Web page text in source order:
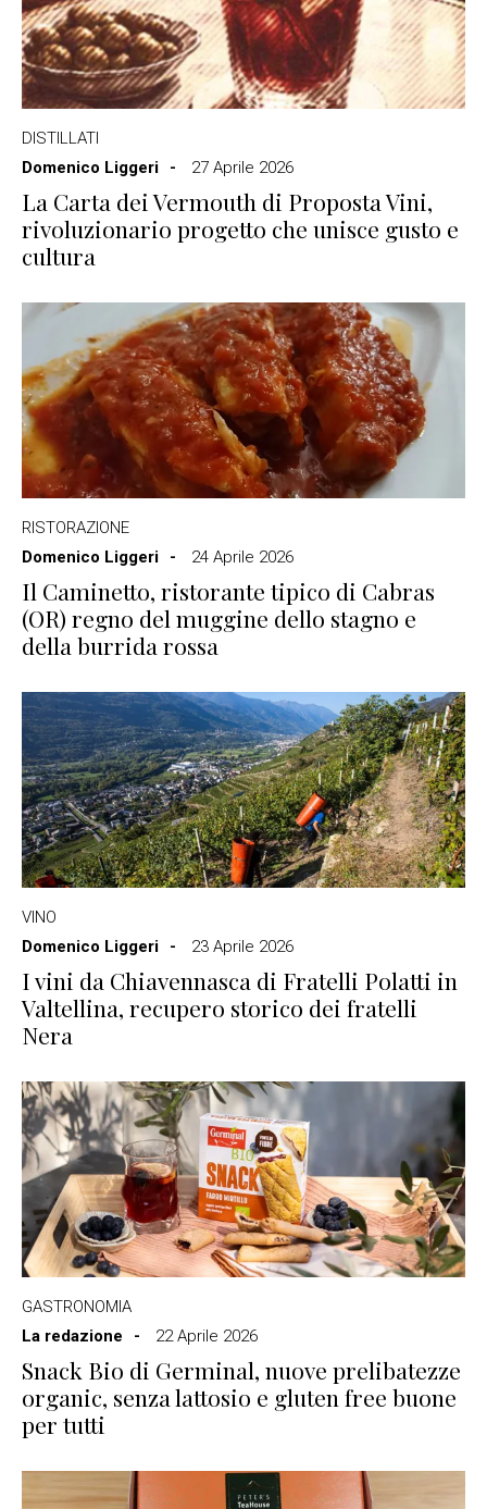
DISTILLATI
Domenico Liggeri
27 Aprile 2026
La Carta dei Vermouth di Proposta Vini,
rivoluzionario progetto che unisce gusto e
cultura
RISTORAZIONE
Domenico Liggeri
24 Aprile 2026
Il Caminetto, ristorante tipico di Cabras
(OR) regno del muggine dello stagno e
della burrida rossa
VINO
Domenico Liggeri
23 Aprile 2026
I vini da Chiavennasca di Fratelli Polatti in
Valtellina, recupero storico dei fratelli
Nera
GASTRONOMIA
La redazione
22 Aprile 2026
Snack Bio di Germinal, nuove prelibatezze
organic, senza lattosio e gluten free buone
per tutti